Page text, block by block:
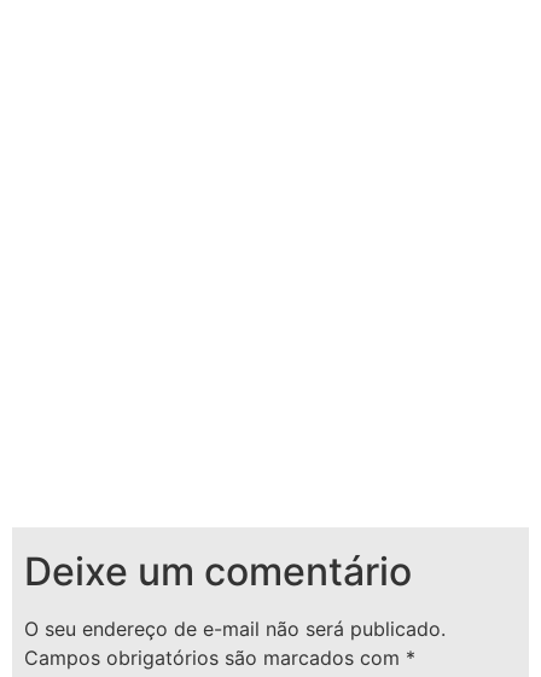
Deixe um comentário
O seu endereço de e-mail não será publicado.
Campos obrigatórios são marcados com *